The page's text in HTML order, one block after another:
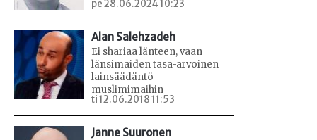
pe 28.06.2024 10:23
Alan Salehzadeh
Ei shariaa länteen, vaan
länsimaiden tasa-arvoinen
lainsäädäntö
muslimimaihin
ti 12.06.2018 11:53
Janne Suuronen